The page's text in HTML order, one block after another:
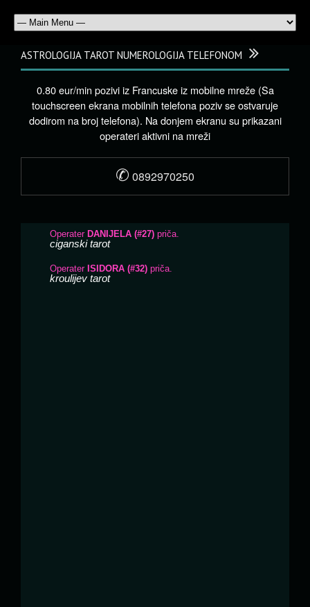
ASTROLOGIJA TAROT NUMEROLOGIJA TELEFONOM
0.80 eur/min pozivi iz Francuske iz mobilne mreže (Sa
touchscreen ekrana mobilnih telefona poziv se ostvaruje
dodirom na broj telefona). Na donjem ekranu su prikazani
operateri aktivni na mreži
✆ 0892970250